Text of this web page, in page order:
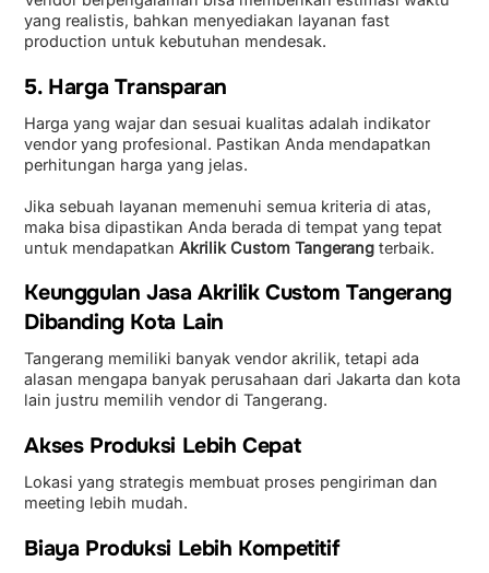
yang realistis, bahkan menyediakan layanan fast
production untuk kebutuhan mendesak.
5. Harga Transparan
Harga yang wajar dan sesuai kualitas adalah indikator
vendor yang profesional. Pastikan Anda mendapatkan
perhitungan harga yang jelas.
Jika sebuah layanan memenuhi semua kriteria di atas,
maka bisa dipastikan Anda berada di tempat yang tepat
untuk mendapatkanAkrilik Custom Tangerang terbaik.
Keunggulan Jasa Akrilik Custom Tangerang
Dibanding Kota Lain
Tangerang memiliki banyak vendor akrilik, tetapi ada
alasan mengapa banyak perusahaan dari Jakarta dan kota
lain justru memilih vendor di Tangerang.
Akses Produksi Lebih Cepat
Lokasi yang strategis membuat proses pengiriman dan
meeting lebih mudah.
Biaya Produksi Lebih Kompetitif